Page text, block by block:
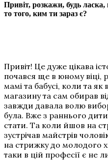
Привіт, розкажи, будь
то того, ким ти зараз є?
Привіт! Це дуже цікава
почався ще в юному віці,
мамі та бабусі, коли та
магазину та сам обирав
завжди давала волю
була. Вже з раннього
стати. Та коли йшов на
зустрічав майстрів
на стрижку до молодого
таки в цій професії є не